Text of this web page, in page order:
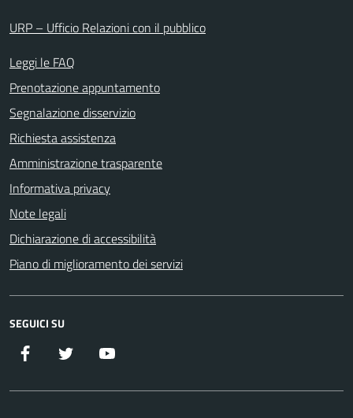
URP – Ufficio Relazioni con il pubblico
Leggi le FAQ
Prenotazione appuntamento
Segnalazione disservizio
Richiesta assistenza
Amministrazione trasparente
Informativa privacy
Note legali
Dichiarazione di accessibilità
Piano di miglioramento dei servizi
SEGUICI SU
Facebook Twitter